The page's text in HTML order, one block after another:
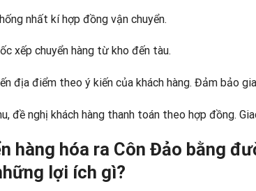
nhất kí hợp đồng vận chuyển.
xếp chuyển hàng từ kho đến tàu.
địa điểm theo ý kiến của khách hàng. Đảm bảo
đề nghị khách hàng thanh toán theo hợp đồng.
hàng hóa ra Côn Đảo bằng
lợi ích gì?